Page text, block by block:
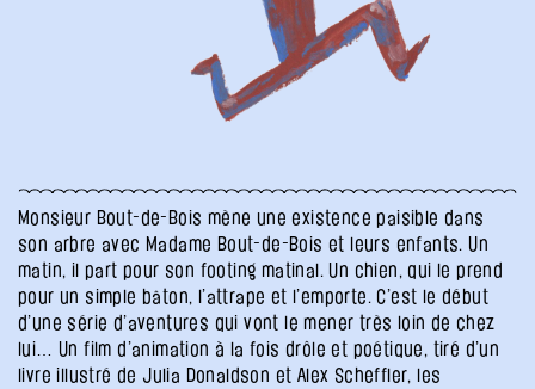
Monsieur Bout-de-Bois mène une existence paisible dans
son arbre avec Madame Bout-de-Bois et leurs enfants. Un
matin, il part pour son footing matinal. Un chien, qui le prend
pour un simple bâton, l’attrape et l’emporte. C’est le début
d’une série d’aventures qui vont le mener très loin de chez
lui… Un film d’animation à la fois drôle et poétique, tiré d’un
livre illustré de Julia Donaldson et Alex Scheffler, les